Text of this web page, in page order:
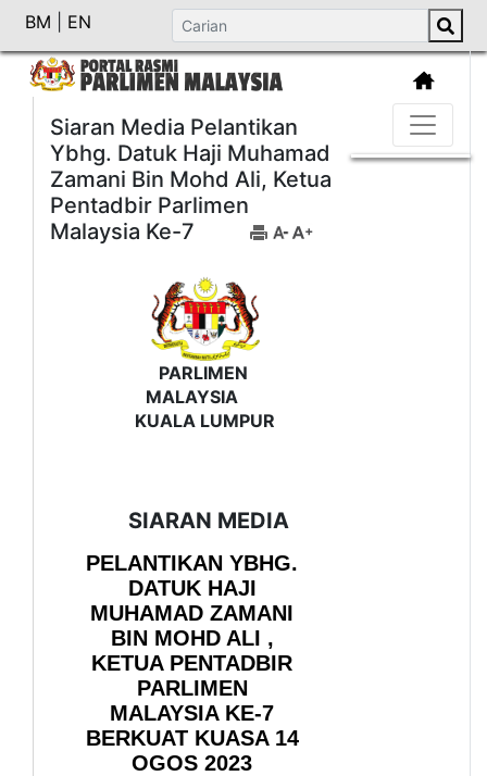
BM EN
Siaran Media Pelantikan
Ybhg. Datuk Haji Muhamad
Zamani Bin Mohd Ali, Ketua
Pentadbir Parlimen
Malaysia Ke-7
PARLIMEN
MALAYSIA
KUALA LUMPUR
SIARAN MEDIA
PELANTIKAN YBHG.
DATUK HAJI
MUHAMAD ZAMANI
BIN MOHD ALI ,
KETUA PENTADBIR
PARLIMEN
MALAYSIA KE-7
BERKUAT KUASA 14
OGOS 2023